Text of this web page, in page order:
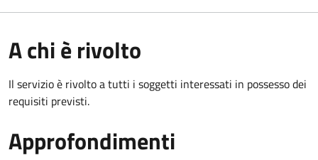
A chi è rivolto
Il servizio è rivolto a tutti i soggetti interessati in possesso dei
requisiti previsti.
Approfondimenti